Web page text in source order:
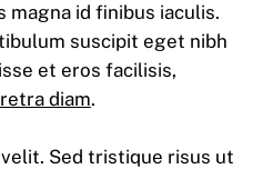
magna id finibus iaculis.
suscipit eget nibh
et eros facilisis,
diam.
Sed tristique risus ut